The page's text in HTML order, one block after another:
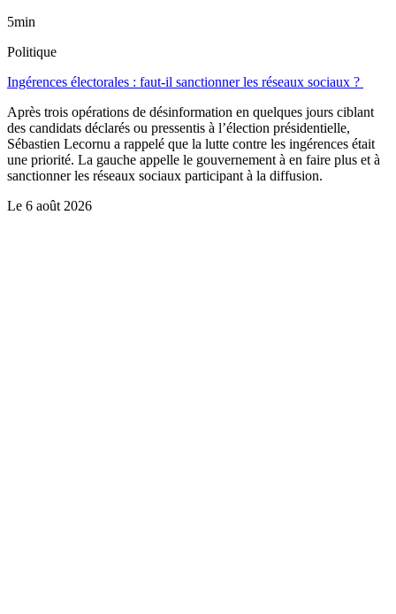
5min
Politique
Ingérences électorales : faut-il sanctionner les réseaux sociaux ?
Après trois opérations de désinformation en quelques jours ciblant
des candidats déclarés ou pressentis à l’élection présidentielle,
Sébastien Lecornu a rappelé que la lutte contre les ingérences était
une priorité. La gauche appelle le gouvernement à en faire plus et à
sanctionner les réseaux sociaux participant à la diffusion.
Le 6 août 2026